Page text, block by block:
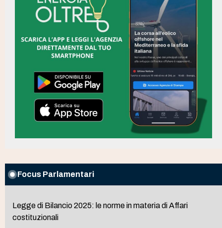
Focus Parlamentari
Legge di Bilancio 2025: le norme in materia di Affari
costituzionali